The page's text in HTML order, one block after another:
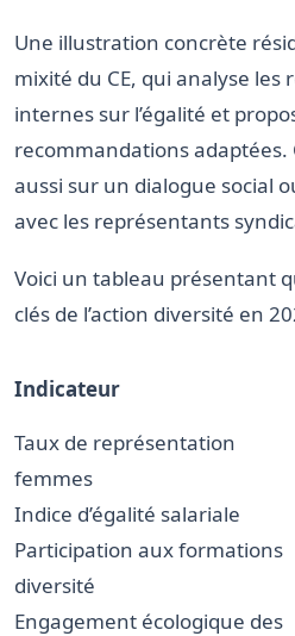
Une illustration concrète
mixité du CE, qui analyse les
internes sur l’égalité et
recommandations adaptées.
aussi sur un dialogue social
avec les représentants
Voici un tableau présentant
clés de l’action diversité en
Indicateur
Taux de représentation
femmes
Indice d’égalité salariale
Participation aux formations
diversité
Engagement écologique des